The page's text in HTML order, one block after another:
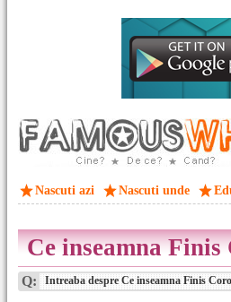
Nascuti azi Nascuti unde
Ce inseamna Finis
Q: Intreaba despre Ce inseamna Finis